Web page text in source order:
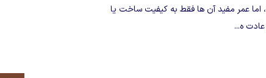
اما عمر مفید آن ها فقط به کیفیت ساخت یا
عادت ه...